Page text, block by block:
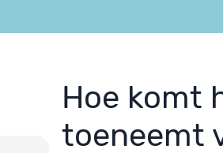
Hoe komt
toeneemt